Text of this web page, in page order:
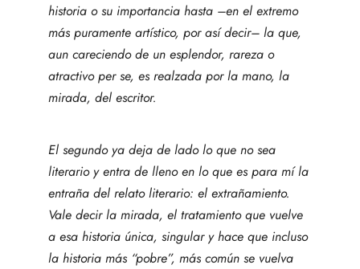
historia o su importancia hasta –en el extremo
más puramente artístico, por así decir– la que,
aun careciendo de un esplendor, rareza o
atractivo per se, es realzada por la mano, la
mirada, del escritor.
El segundo ya deja de lado lo que no sea
literario y entra de lleno en lo que es para mí la
entraña del relato literario: el extrañamiento.
Vale decir la mirada, el tratamiento que vuelve
a esa historia única, singular y hace que incluso
la historia más “pobre”, más común se vuelva